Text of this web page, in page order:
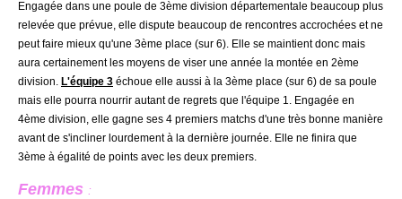
Engagée dans une poule de 3ème division départementale beaucoup plus
relevée que prévue, elle dispute beaucoup de rencontres accrochées et ne
peut faire mieux qu'une 3ème place (sur 6). Elle se maintient donc mais
aura certainement les moyens de viser une année la montée en 2ème
division. L'équipe 3 échoue elle aussi à la 3ème place (sur 6) de sa poule
mais elle pourra nourrir autant de regrets que l'équipe 1. Engagée en
4ème division, elle gagne ses 4 premiers matchs d'une très bonne manière
avant de s'incliner lourdement à la dernière journée. Elle ne finira que
3ème à égalité de points avec les deux premiers.
Femmes :